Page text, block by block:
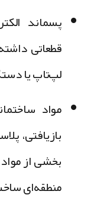
پسماند
قطعاتی
لپ‌تاپ یا
مواد ساختمانی
بازیافتی،
بخشی از مواد
منطقه‌ای